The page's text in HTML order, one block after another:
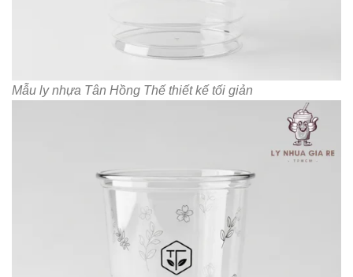
Mẫu ly nhựa Tân Hồng Thế thiết kế tối giản